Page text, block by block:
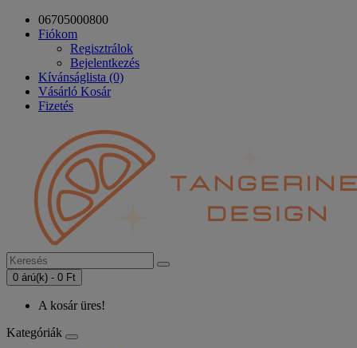
06705000800
Fiókom
Regisztrálok
Bejelentkezés
Kívánságlista (0)
Vásárló Kosár
Fizetés
0 árú(k) - 0 Ft
A kosár üres!
Kategóriák